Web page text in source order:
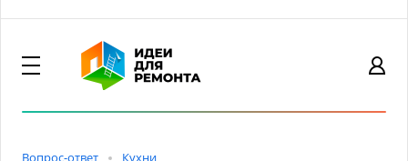
Вопрос-ответ Кухни